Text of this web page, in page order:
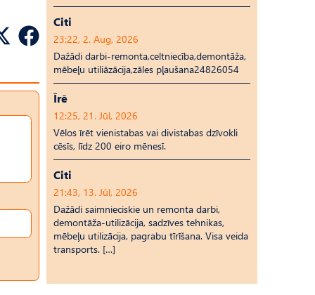
Citi
23:22, 2. Aug, 2026
Dažādi darbi-remonta,celtniecība,demontāža,
mēbeļu utiliāzācija,zāles pļaušana24826054
Īrē
12:25, 21. Jūl, 2026
Vēlos īrēt vienistabas vai divistabas dzīvokli
cēsīs, līdz 200 eiro mēnesī.
Citi
21:43, 13. Jūl, 2026
Dažādi saimnieciskie un remonta darbi,
demontāža-utilizācija, sadzīves tehnikas,
mēbeļu utilizācija, pagrabu tīrīšana. Visa veida
transports. […]